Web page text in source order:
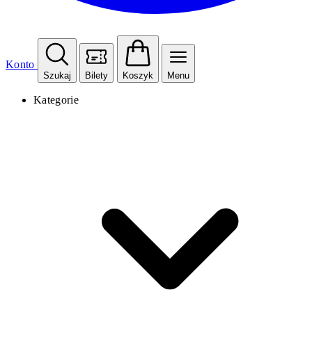
Konto
Szukaj Bilety Koszyk Menu
Kategorie